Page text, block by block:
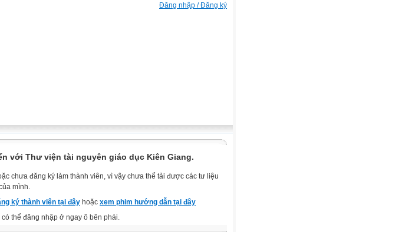
Đăng nhập / Đăng ký
với Thư viện tài nguyên giáo dục Kiên Giang.
chưa đăng ký làm thành viên, vì vậy chưa thể tải được các tư liệu
mình.
ký thành viên tại đây hoặc xem phim hướng dẫn tại đây
thể đăng nhập ở ngay ô bên phải.